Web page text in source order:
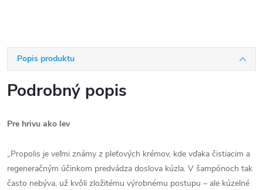
Popis produktu
Podrobný popis
Pre hrivu ako lev
„Propolis je veľmi známy z pleťových krémov, kde vďaka čistiacim a
regeneračným účinkom predvádza doslova kúzla. V šampónoch tak
často nebýva, už kvôli zložitému výrobnému postupu – ale kúzelné